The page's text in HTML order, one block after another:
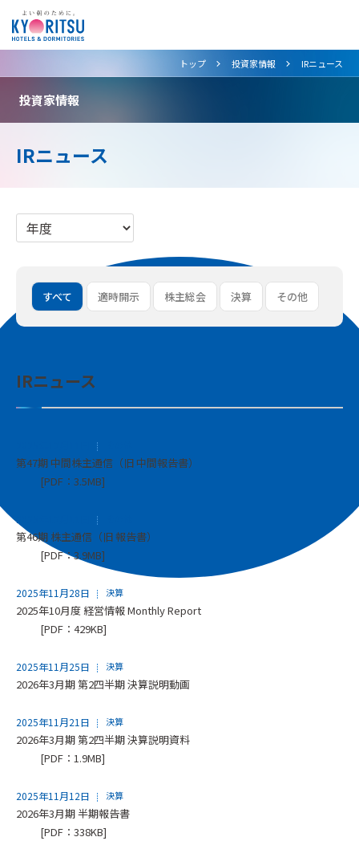
トップ >
投資家情報 >
IRニュース
投資家情報
IRニュース
すべて 適時開示 株主総会 決算 その他
IRニュース
第47期 中間株主通信（旧 中間報告書）
[PDF：3.5MB]
2025年12月11日
第46期 株主通信（旧 報告書）
[PDF：3.9MB]
2025年11月28日 決算
2025年10月度 経営情報 Monthly Report
[PDF：429KB]
2025年11月25日 決算
2026年3月期 第2四半期 決算説明動画
2025年11月21日 決算
2026年3月期 第2四半期 決算説明資料
[PDF：1.9MB]
2025年11月12日 決算
2026年3月期 半期報告書
[PDF：338KB]